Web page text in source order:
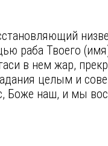
раба Твоего
в нем жар,
целым и
наш, и мы